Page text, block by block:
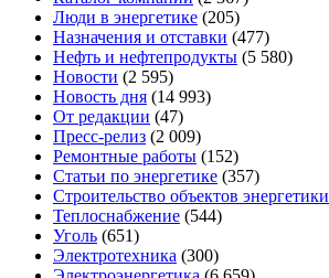
Люди в энергетике (205)
Назначения и отставки (477)
Нефть и нефтепродукты (5 580)
Новости (2 595)
Новость дня (14 993)
От редакции (47)
Пресс-релиз (2 009)
Ремонтные работы (152)
Статьи по энергетике (357)
Строительство объектов энергетики
Теплоснабжение (544)
Уголь (651)
Электротехника (300)